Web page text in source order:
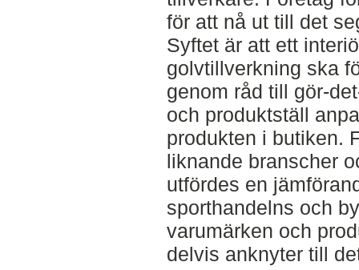
för att nå ut till det
Syftet är att ett
golvtillverkning ska
genom råd till gör-
och produktställ
produkten i butiken.
liknande branscher
utfördes en
sporthandelns och
varumärken och
delvis anknyter till